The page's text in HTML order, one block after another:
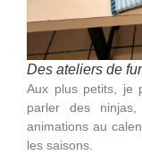
Des ateliers de
Aux plus petits, je
parler des ninjas,
animations au
les saisons.